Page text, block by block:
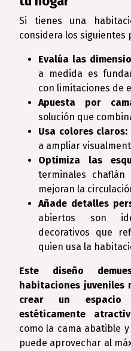
Si tienes una
considera los siguientes
Evalúa las
a medida es
con limitaciones de
Apuesta por
solución que
Usa colores claros:
a ampliar
Optimiza las
terminales chaflán
mejoran la
Añade detalles
abiertos son
decorativos que
quien usa la
Este diseño
habitaciones juveniles
crear un espacio
estéticamente
como la cama abatible
puede aprovechar al